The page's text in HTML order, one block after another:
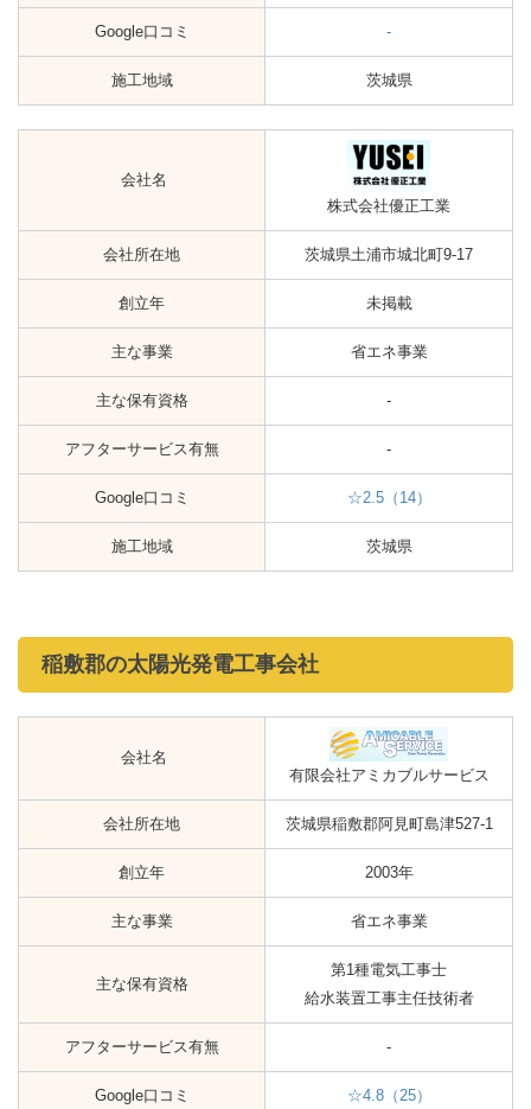
Google口コミ -
施工地域 茨城県
会社名
株式会社優正工業
会社所在地 茨城県土浦市城北町9-17
創立年 未掲載
主な事業 省エネ事業
主な保有資格 -
アフターサービス有無 -
Google口コミ ☆2.5（14）
施工地域 茨城県
稲敷郡の太陽光発電工事会社
会社名
有限会社アミカブルサービス
会社所在地 茨城県稲敷郡阿見町島津527-1
創立年 2003年
主な事業 省エネ事業
主な保有資格
第1種電気工事士
給水装置工事主任技術者
アフターサービス有無 -
Google口コミ ☆4.8（25）